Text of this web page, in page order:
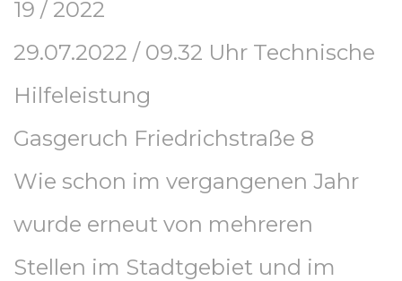
19 / 2022
29.07.2022 / 09.32 Uhr Technische
Hilfeleistung
Gasgeruch Friedrichstraße 8
Wie schon im vergangenen Jahr
wurde erneut von mehreren
Stellen im Stadtgebiet und im